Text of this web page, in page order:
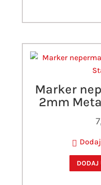
Marker
2mm
DODAJ